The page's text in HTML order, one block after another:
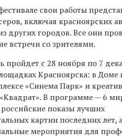
свои работы
включая красноярских
других городов. Все они
встречи со зрителями.
пройдет с 28 ноября по 7
Красноярска: в Доме
«Синема Парк» и
«Квадрат». В программе — 6
показы лучших
картин последних лет,
мероприятия для